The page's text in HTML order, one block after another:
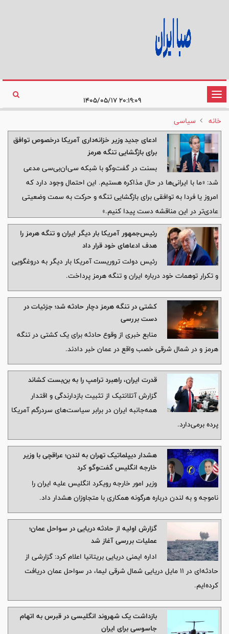
تغییر
وضعیت
ناوبری
خانه
سیاسی
ادعای جدید وزیر خزانه‌داری آمریکا درخصوص توافق
برای بازگشایی تنگه هرمز
بسنت در گفت‌وگو با شبکه سی‌ان‌بی‌سی مدعی
شد: «ما با ایرانی‌ها در حال مذاکره هستیم. این احتمال وجود دارد که
امروز یا فردا به توافقی برای بازگشایی تنگه و حرکت به سمت وضعیتی
عادی‌تر در این مناقشه دست پیدا کنیم.»
رئیس‌جمهور آمریکا بار دیگر ایران و تنگه هرمز را
هدف ادعاهای خود قرار داد
رئیس دولت تروریست آمریکا بار دیگر به دروغگویی
و تکرار توهمات خود درباره ایران و تنگه هرمز پرداخت.
کشتی در تنگه هرمز دچار حادثه شد؛ جزئیات در
دست بررسی
منابع خبری از وقوع حادثه برای یک کشتی در تنگه
هرمز و در شمال شرقی خصب واقع در عمان خبر دادند.
قدرت ایران، راهبرد ترامپ را به بن‌بست کشاند
گزارش آتلانتیک از تثبیت بازدارندگی و اقتدار
همه‌جانبه ایران در برابر سیاست‌های سردرگم آمریکا
پرده برمی‌دارد.
هشدار دیپلماتیک تهران به لندن؛ عراقچی با وزیر
خارجه انگلیس گفت‌وگو کرد
وزیر امور خارجه رویکرد انگلیس علیه ایران را
ناموجه و به لندن درباره هرگونه همکاری با متجاوزان هشدار داد.
گزارش اولیه از حادثه دریایی در سواحل عمان؛
عملیات بررسی آغاز شد
اداره ایمنی دریایی بریتانیا اعلام کرد: گزارشی از
حادثه‌ای در ۱۱ مایل دریایی شمال شرقی لیما، در سواحل عمان دریافت
کرده‌ایم.
بازداشت یک شهروند انگلیسی در قبرس به اتهام
جاسوسی برای ایران